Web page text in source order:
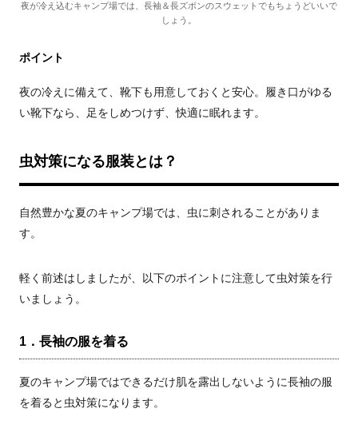
夜が冷え込むキャンプ場では、長袖＆長ズボンのスウェットでもちょうどいいで
しょう。
ポイント
夜の冷えに備えて、靴下も用意しておくと安心。履き口がゆる
い靴下なら、足をしめつけず、快適に眠れます。
虫対策になる服装とは？
自然豊かな夏のキャンプ場では、虫に刺されることがありま
す。
軽く前述はしましたが、以下のポイントに注意して虫対策を行
いましょう。
1．長袖の服を着る
夏のキャンプ場ではできるだけ肌を露出しないように長袖の服
を着ると虫対策になります。